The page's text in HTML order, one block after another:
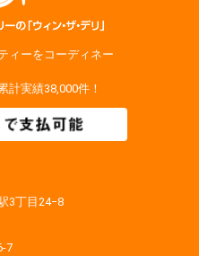
ィーをコーディネー
計実績38,000件！
3丁目24−8